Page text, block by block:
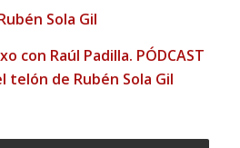
Sola Gil
con Raúl Padilla. PÓDCAST
telón de Rubén Sola Gil